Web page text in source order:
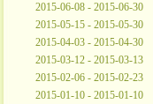
2015-06-08 - 2015-06-30
2015-05-15 - 2015-05-30
2015-04-03 - 2015-04-30
2015-03-12 - 2015-03-13
2015-02-06 - 2015-02-23
2015-01-10 - 2015-01-10